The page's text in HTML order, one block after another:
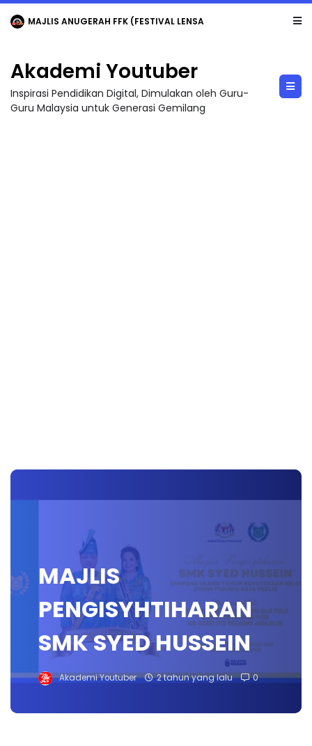
MAJLIS ANUGERAH FFK (FESTIVAL LENSA PENDIDIKAN - FLeP) 2026
Akademi Youtuber
Inspirasi Pendidikan Digital, Dimulakan oleh Guru-
Guru Malaysia untuk Generasi Gemilang
MAJLIS
PENGISYHTIHARAN
SMK SYED HUSSEIN
Akademi Youtuber 2 tahun yang lalu 0